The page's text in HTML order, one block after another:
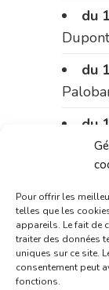
Pour offrir les
telles que les
appareils. Le fait de
traiter des données
uniques sur ce site.
consentement peut
fonctions.
du
du
du
du